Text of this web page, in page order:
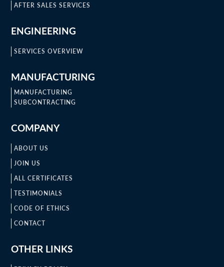
AFTER SALES SERVICES
ENGINEERING
SERVICES OVERVIEW
MANUFACTURING
MANUFACTURING
SUBCONTRACTING
COMPANY
ABOUT US
JOIN US
ALL CERTIFICATES
TESTIMONIALS
CODE OF ETHICS
CONTACT
OTHER LINKS